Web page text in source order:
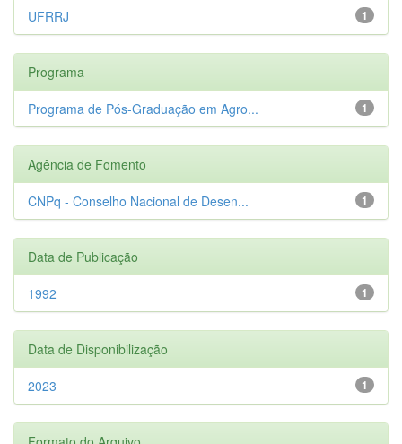
1
UFRRJ
Programa
1
Programa de Pós-Graduação em Agro...
Agência de Fomento
1
CNPq - Conselho Nacional de Desen...
Data de Publicação
1
1992
Data de Disponibilização
1
2023